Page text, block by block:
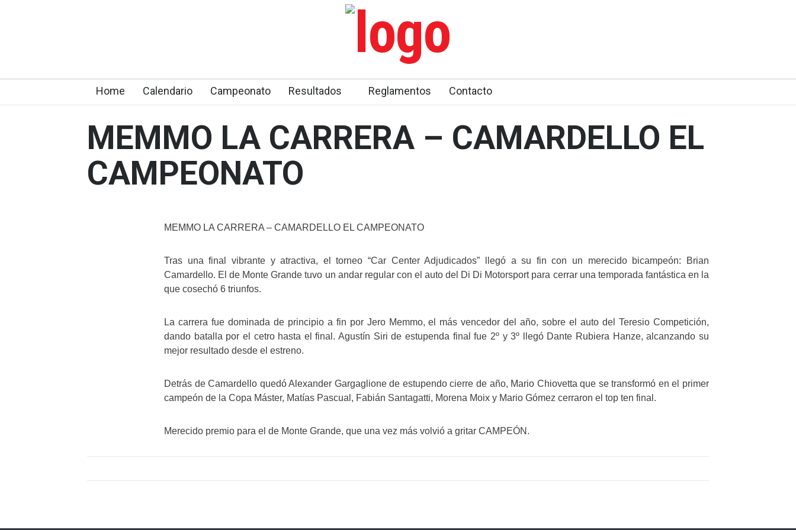
Home Calendario Campeonato Resultados Reglamentos Contacto
MEMMO LA CARRERA – CAMARDELLO EL
CAMPEONATO
MEMMO LA CARRERA – CAMARDELLO EL CAMPEONATO
Tras una final vibrante y atractiva, el torneo “Car Center Adjudicados” llegó a su fin con un merecido bicampeón: Brian
Camardello. El de Monte Grande tuvo un andar regular con el auto del Di Di Motorsport para cerrar una temporada fantástica en la
que cosechó 6 triunfos.
La carrera fue dominada de principio a fin por Jero Memmo, el más vencedor del año, sobre el auto del Teresio Competición,
dando batalla por el cetro hasta el final. Agustín Siri de estupenda final fue 2º y 3º llegó Dante Rubiera Hanze, alcanzando su
mejor resultado desde el estreno.
Detrás de Camardello quedó Alexander Gargaglione de estupendo cierre de año, Mario Chiovetta que se transformó en el primer
campeón de la Copa Máster, Matías Pascual, Fabián Santagatti, Morena Moix y Mario Gómez cerraron el top ten final.
Merecido premio para el de Monte Grande, que una vez más volvió a gritar CAMPEÓN.